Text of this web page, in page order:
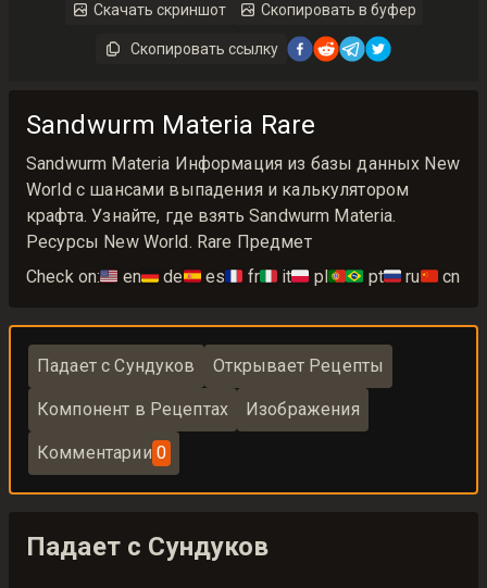
Скачать скриншот Скопировать в буфер
Скопировать ссылку
Sandwurm Materia Rare
Sandwurm Materia Информация из базы данных New
World с шансами выпадения и калькулятором
крафта. Узнайте, где взять Sandwurm Materia.
Ресурсы New World. Rare Предмет
Check on:🇺🇸 en🇩🇪 de🇪🇸 es🇫🇷 fr🇮🇹 it🇵🇱 pl🇵🇹🇧🇷 pt🇷🇺 ru🇨🇳 cn
Падает с Сундуков Открывает Рецепты
Компонент в Рецептах Изображения
Комментарии 0
Падает с Сундуков